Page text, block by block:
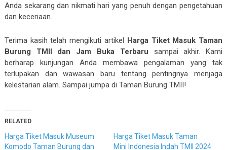
Anda sekarang dan nikmati hari yang penuh dengan pengetahuan
dan keceriaan.
Terima kasih telah mengikuti artikel Harga Tiket Masuk Taman
Burung TMII dan Jam Buka Terbaru sampai akhir. Kami
berharap kunjungan Anda membawa pengalaman yang tak
terlupakan dan wawasan baru tentang pentingnya menjaga
kelestarian alam. Sampai jumpa di Taman Burung TMII!
RELATED
Harga Tiket Masuk Museum
Komodo Taman Burung dan
Harga Tiket Masuk Taman
Mini Indonesia Indah TMII 2024